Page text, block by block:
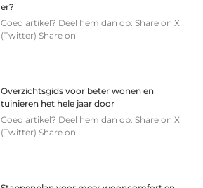
er?
Goed artikel? Deel hem dan op: Share on X
(Twitter) Share on
Overzichtsgids voor beter wonen en
tuinieren het hele jaar door
Goed artikel? Deel hem dan op: Share on X
(Twitter) Share on